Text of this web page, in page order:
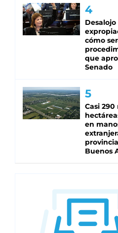
cómo
que
Senado
Casi 290
en
Buenos